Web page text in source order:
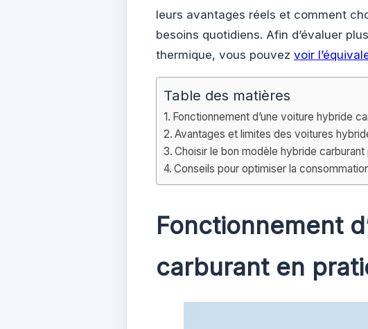
leurs avantages réels et comment
besoins quotidiens. Afin d’évaluer
thermique, vous pouvez voir
Table des matières
Fonctionnement d’une voiture hybride
Avantages et limites des voitures
Choisir le bon modèle hybride
Conseils pour optimiser la
Fonctionnement
carburant en